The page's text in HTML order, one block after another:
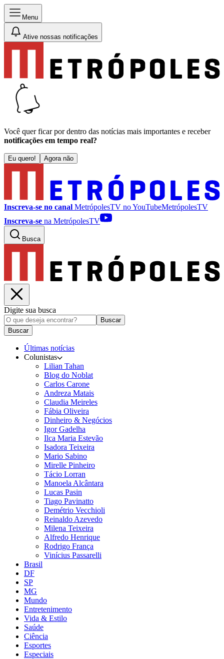
Menu
Ative nossas notificações
Você quer ficar por dentro das notícias mais importantes e receber
notificações em tempo real?
Eu quero! Agora não
Inscreva-se no canal MetrópolesTV noYouTubeMetrópolesTV
Inscreva-se na MetrópolesTV
Busca
Digite sua busca
Buscar
Buscar
Últimas notícias
Colunistas
Lilian Tahan
Blog do Noblat
Carlos Carone
Andreza Matais
Claudia Meireles
Fábia Oliveira
Dinheiro & Negócios
Igor Gadelha
Ilca Maria Estevão
Isadora Teixeira
Mario Sabino
Mirelle Pinheiro
Tácio Lorran
Manoela Alcântara
Lucas Pasin
Tiago Pavinatto
Demétrio Vecchioli
Reinaldo Azevedo
Milena Teixeira
Alfredo Henrique
Rodrigo França
Vinícius Passarelli
Brasil
DF
SP
MG
Mundo
Entretenimento
Vida & Estilo
Saúde
Ciência
Esportes
Especiais